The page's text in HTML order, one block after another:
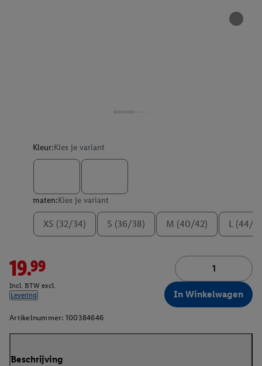
Kleur:Kies je variant
maten:Kies je variant
XS (32/34) S (36/38) M (40/42) L (44/
19.99
Incl. BTW excl.
Levering
In Winkelwagen
Artikelnummer: 100384646
Beschrijving